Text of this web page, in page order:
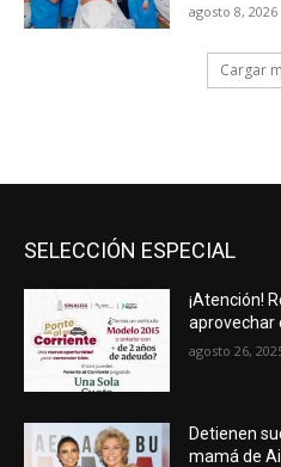
agosto 8, 2026
Cargar
SELECCIÓN ESPECIAL
¡Atención!
aprovechar
agosto 26,
Detienen
mamá de